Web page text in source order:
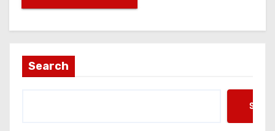
Search